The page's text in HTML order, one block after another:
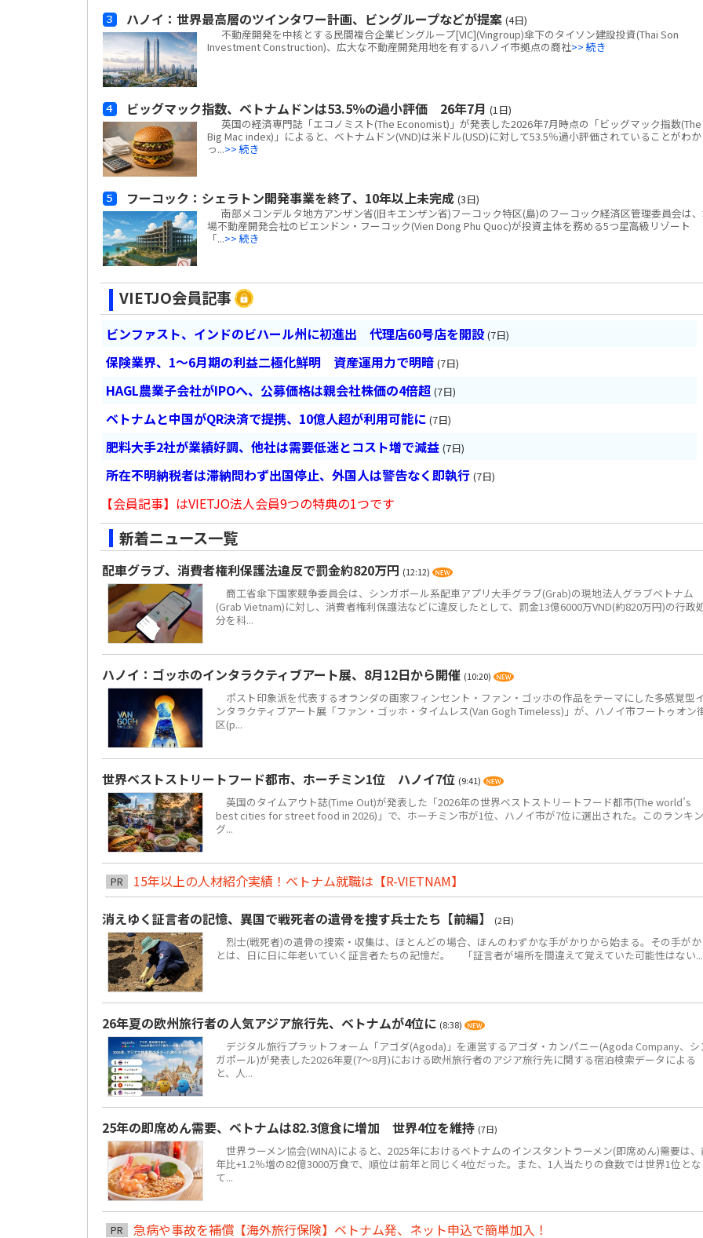
ハノイ：世界最高層のツインタワー計画、ビングループなどが提案 (4日)
不動産開発を中核とする民間複合企業ビングループ[VIC](Vingroup)傘下のタイソン建設投資(Thai Son
Investment Construction)、広大な不動産開発用地を有するハノイ市拠点の商社>> 続き
ビッグマック指数、ベトナムドンは53.5％の過小評価 26年7月 (1日)
英国の経済専門誌「エコノミスト(The Economist)」が発表した2026年7月時点の「ビッグマック指数(The
Big Mac index)」によると、ベトナムドン(VND)は米ドル(USD)に対して53.5％過小評価されていることがわか
っ...>> 続き
フーコック：シェラトン開発事業を終了、10年以上未完成 (3日)
南部メコンデルタ地方アンザン省(旧キエンザン省)フーコック特区(島)のフーコック経済区管理委員会は
場不動産開発会社のビエンドン・フーコック(Vien Dong Phu Quoc)が投資主体を務める5つ星高級リゾート
「...>> 続き
VIETJO会員記事
ビンファスト、インドのビハール州に初進出 代理店60号店を開設 (7日)
保険業界、1～6月期の利益二極化鮮明 資産運用力で明暗 (7日)
HAGL農業子会社がIPOへ、公募価格は親会社株価の4倍超 (7日)
ベトナムと中国がQR決済で提携、10億人超が利用可能に (7日)
肥料大手2社が業績好調、他社は需要低迷とコスト増で減益 (7日)
所在不明納税者は滞納問わず出国停止、外国人は警告なく即執行 (7日)
【会員記事】はVIETJO法人会員9つの特典の1つです
新着ニュース一覧
配車グラブ、消費者権利保護法違反で罰金約820万円 (12:12)
商工省傘下国家競争委員会は、シンガポール系配車アプリ大手グラブ(Grab)の現地法人グラブベトナム
(Grab Vietnam)に対し、消費者権利保護法などに違反したとして、罰金13億6000万VND(約820万円)の行政
分を科...
ハノイ：ゴッホのインタラクティブアート展、8月12日から開催 (10:20)
ポスト印象派を代表するオランダの画家フィンセント・ファン・ゴッホの作品をテーマにした多感覚型
ンタラクティブアート展「ファン・ゴッホ・タイムレス(Van Gogh Timeless)」が、ハノイ市フートゥオン
区(p...
世界ベストストリートフード都市、ホーチミン1位 ハノイ7位 (9:41)
英国のタイムアウト誌(Time Out)が発表した「2026年の世界ベストストリートフード都市(The world’s
best cities for street food in 2026)」で、ホーチミン市が1位、ハノイ市が7位に選出された。このランキン
グ...
PR
15年以上の人材紹介実績！ベトナム就職は【R-VIETNAM】
消えゆく証言者の記憶、異国で戦死者の遺骨を捜す兵士たち【前編】
(2日)
烈士(戦死者)の遺骨の捜索・収集は、ほとんどの場合、ほんのわずかな手がかりから始まる。その手が
とは、日に日に年老いていく証言者たちの記憶だ。 「証言者が場所を間違えて覚えていた可能性はない...
26年夏の欧州旅行者の人気アジア旅行先、ベトナムが4位に (8:38)
デジタル旅行プラットフォーム「アゴダ(Agoda)」を運営するアゴダ・カンパニー(Agoda Company、シ
ガポール)が発表した2026年夏(7～8月)における欧州旅行者のアジア旅行先に関する宿泊検索データによる
と、人...
25年の即席めん需要、ベトナムは82.3億食に増加 世界4位を維持 (7日)
世界ラーメン協会(WINA)によると、2025年におけるベトナムのインスタントラーメン(即席めん)需要は
年比+1.2％増の82億3000万食で、順位は前年と同じく4位だった。また、1人当たりの食数では世界1位と
て...
PR 急病や事故を補償【海外旅行保険】ベトナム発、ネット申込で簡単加入！